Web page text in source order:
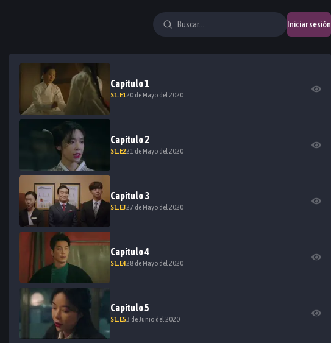
Iniciar sesión
Capitulo1
S1 .E120 de Mayo del 2020
Capitulo2
S1 .E221 de Mayo del 2020
Capitulo3
S1 .E327 de Mayo del 2020
Capitulo4
S1 .E428 de Mayo del 2020
Capitulo5
S1 .E53 de Junio del 2020